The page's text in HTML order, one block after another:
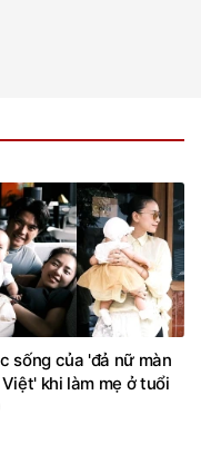
sống của 'đả nữ màn
khi làm mẹ ở tuổi